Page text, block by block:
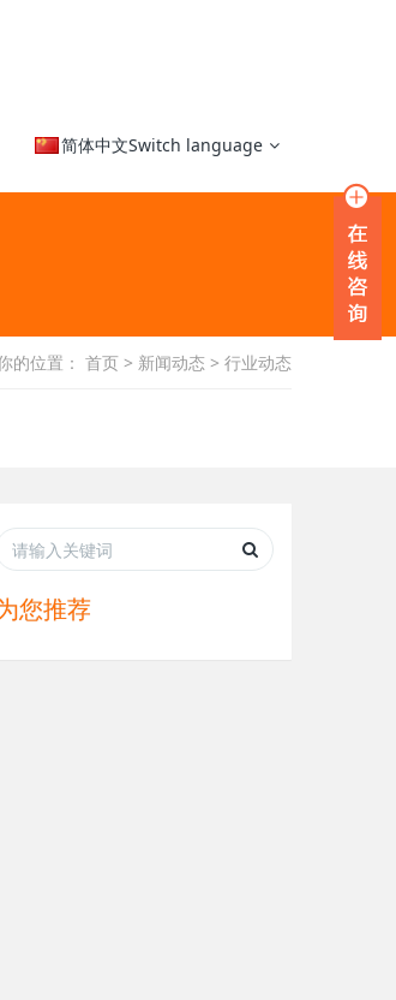
简体中文Switch language
的位置： 首页 > 新闻动态 > 行业动态
您推荐